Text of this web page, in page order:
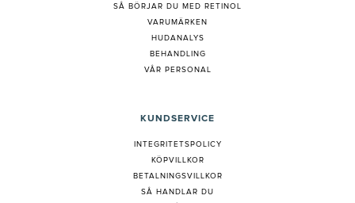
SÅ BÖRJAR DU MED RETINOL
VARUMÄRKEN
HUDANALYS
BEHANDLING
VÅR PERSONAL
KUNDSERVICE
INTEGRITETSPOLICY
KÖPVILLKOR
BETALNINGSVILLKOR
SÅ HANDLAR DU